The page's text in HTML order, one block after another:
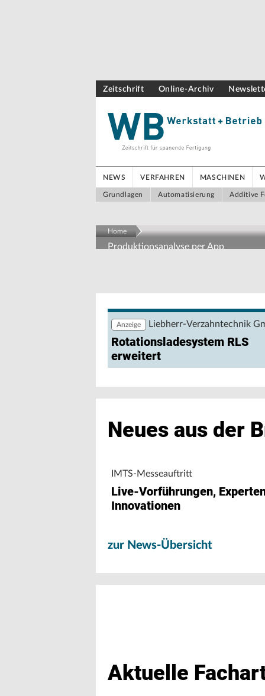
Zeitschrift Online-Archiv
NEWS VERFAHREN MASCHINEN
Grundlagen Automatisierung Additive
Home
Produktionsanalyse per App
nutzen? Eine browserbasierte
Maschinendaten und unterstützt
Maschinenleistung, Stillständen und
Anzeige Liebherr-Verzahntechnik
Rotationsladesystem RLS
erweitert
Neues aus der
IMTS-Messeauftritt
Live-Vorführungen,
Innovationen
zur News-Übersicht
Aktuelle